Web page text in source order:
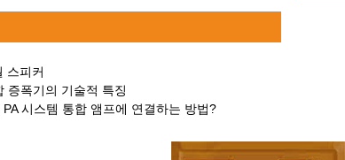
스피커
증폭기의 기술적 특징
시스템 통합 앰프에 연결하는 방법?